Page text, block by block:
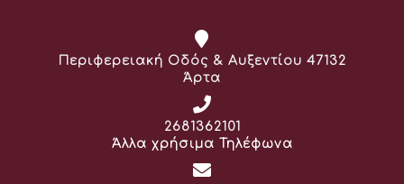
Διεύθυνση:
Περιφερειακή Οδός & Αυξεντίου 47132
Άρτα
Τηλέφωνο:
2681362101
Άλλα χρήσιμα Τηλέφωνα